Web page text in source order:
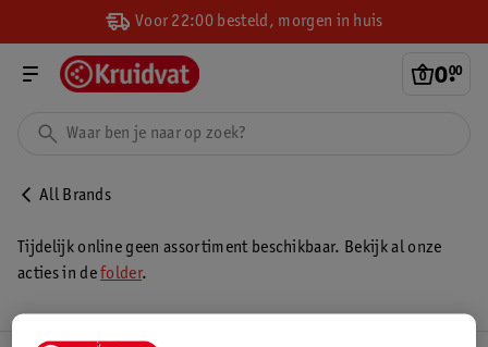
Voor 22:00 besteld, morgen in huis
0.
00
All Brands
Tijdelijk online geen assortiment beschikbaar. Bekijk al onze
acties in defolder.